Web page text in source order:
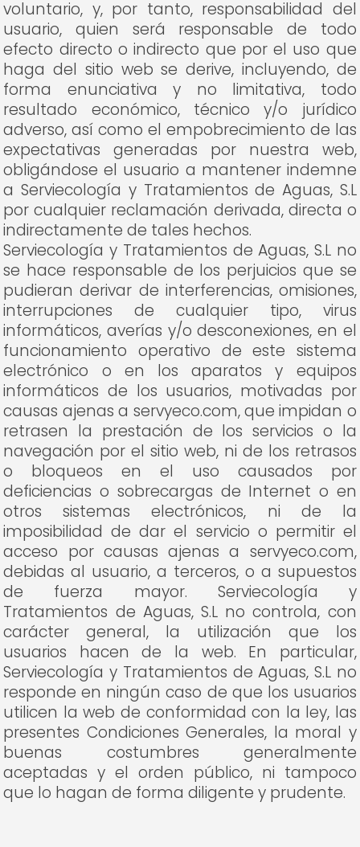
voluntario, y, por tanto, responsabilidad del
usuario, quien será responsable de todo
efecto directo o indirecto que por el uso que
haga del sitio web se derive, incluyendo, de
forma enunciativa y no limitativa, todo
resultado económico, técnico y/o jurídico
adverso, así como el empobrecimiento de las
expectativas generadas por nuestra web,
obligándose el usuario a mantener indemne
a Serviecología y Tratamientos de Aguas, S.L
por cualquier reclamación derivada, directa o
indirectamente de tales hechos.
Serviecología y Tratamientos de Aguas, S.L no
se hace responsable de los perjuicios que se
pudieran derivar de interferencias, omisiones,
interrupciones de cualquier tipo, virus
informáticos, averías y/o desconexiones, en el
funcionamiento operativo de este sistema
electrónico o en los aparatos y equipos
informáticos de los usuarios, motivadas por
causas ajenas a servyeco.com, que impidan o
retrasen la prestación de los servicios o la
navegación por el sitio web, ni de los retrasos
o bloqueos en el uso causados por
deficiencias o sobrecargas de Internet o en
otros sistemas electrónicos, ni de la
imposibilidad de dar el servicio o permitir el
acceso por causas ajenas a servyeco.com,
debidas al usuario, a terceros, o a supuestos
de fuerza mayor. Serviecología y
Tratamientos de Aguas, S.L no controla, con
carácter general, la utilización que los
usuarios hacen de la web. En particular,
Serviecología y Tratamientos de Aguas, S.L no
responde en ningún caso de que los usuarios
utilicen la web de conformidad con la ley, las
presentes Condiciones Generales, la moral y
buenas costumbres generalmente
aceptadas y el orden público, ni tampoco
que lo hagan de forma diligente y prudente.